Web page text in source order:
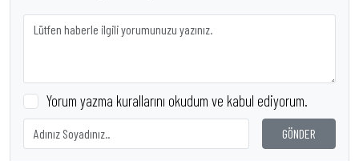
Yorum yazma kurallarını okudum ve kabul ediyorum.
GÖNDER